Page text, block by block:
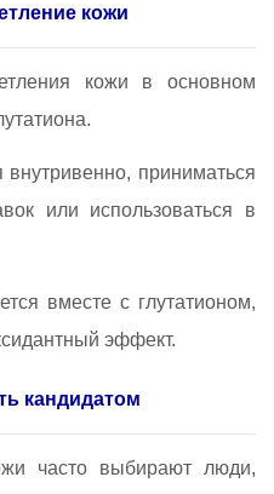
кожи
кожи в основном
внутривенно, приниматься
или использоваться в
вместе с глутатионом,
эффект.
кандидатом
часто выбирают люди,